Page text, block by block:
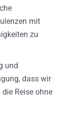
mit
zu
und
dass wir
Reise ohne